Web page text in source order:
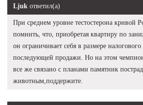
Ljuk ответил(а)
При среднем уровне тестостерона кривой
помнить, что, приобретая квартиру по
он ограничивает себя в размере налогового
последующей продажи. Но на этом
все же связано с планами памятник
животным,поддержите.